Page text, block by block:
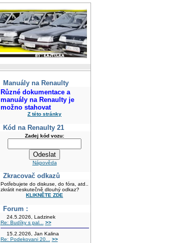
Manuály na Renaulty
Různé dokumentace a
manuály na Renaulty je
možno stahovat
Z této stránky
Kód na Renaulty 21
Zadej kód vozu:
Nápověda
Zkracovač odkazů
Potřebujete do diskuse, do fóra, atd..
zkrátit neskutečně dlouhý odkaz?
KLIKNĚTE ZDE
Forum :
24.5.2026, Ladzinek
Re: Budíky s pal...
>>
15.2.2026, Jan Kalina
Re: Podekovani 20...
>>